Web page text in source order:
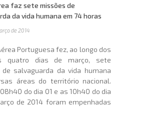
faz sete missões de
da vida humana em 74 horas
de 2014
Portuguesa fez, ao longo dos
quatro dias de março, sete
salvaguarda da vida humana
áreas do território nacional.
do dia 01 e as 10h40 do dia
de 2014 foram empenhadas